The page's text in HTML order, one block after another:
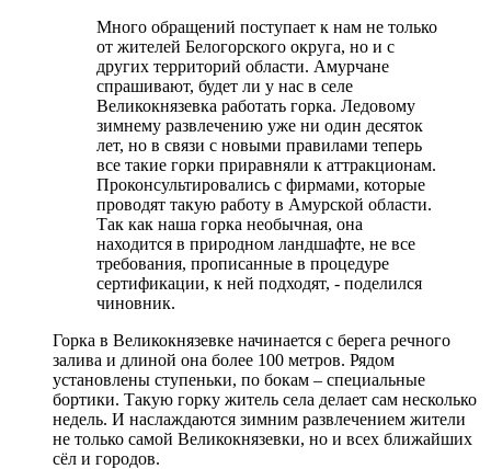
Много обращений поступает к нам не только
от жителей Белогорского округа, но и с
других территорий области. Амурчане
спрашивают, будет ли у нас в селе
Великокнязевка работать горка. Ледовому
зимнему развлечению уже ни один десяток
лет, но в связи с новыми правилами теперь
все такие горки приравняли к аттракционам.
Проконсультировались с фирмами, которые
проводят такую работу в Амурской области.
Так как наша горка необычная, она
находится в природном ландшафте, не все
требования, прописанные в процедуре
сертификации, к ней подходят, - поделился
чиновник.
Горка в Великокнязевке начинается с берега речного
залива и длиной она более 100 метров. Рядом
установлены ступеньки, по бокам – специальные
бортики. Такую горку житель села делает сам несколько
недель. И наслаждаются зимним развлечением жители
не только самой Великокнязевки, но и всех ближайших
сёл и городов.